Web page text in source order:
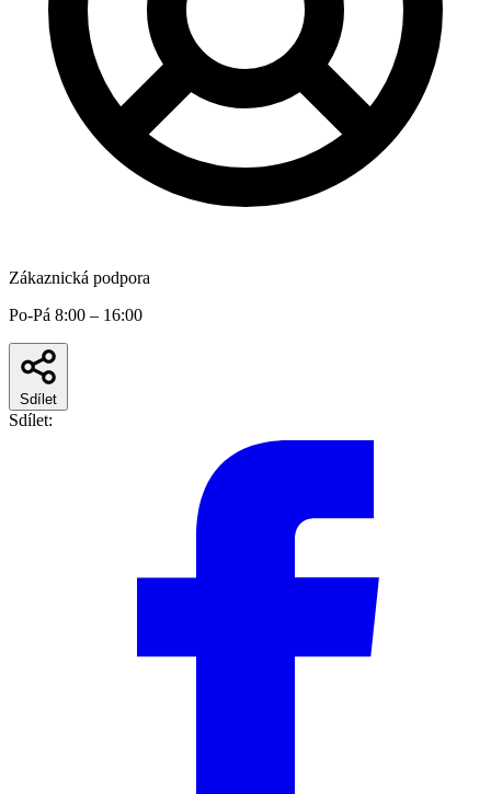
Zákaznická podpora
Po-Pá 8:00 – 16:00
Sdílet
Sdílet: